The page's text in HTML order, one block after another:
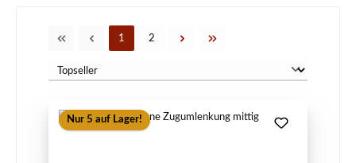
Seite
1 Seite
2
Nur 5 auf Lager!